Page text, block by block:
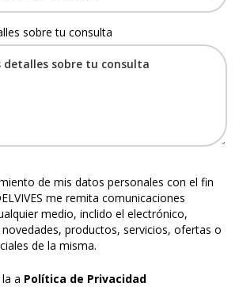
sobre tu consulta
de mis datos personales con el fin
me remita comunicaciones
medio, inclido el electrónico,
productos, servicios, ofertas o
de la misma.
a Política de Privacidad